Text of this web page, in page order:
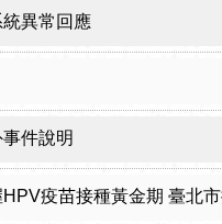
異常回應
件說明
苗接種黃金期 臺北市提供校園設